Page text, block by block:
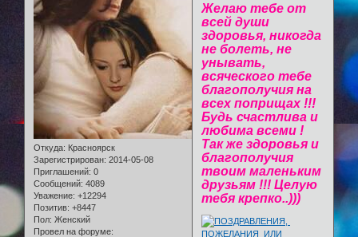
Откуда: Красноярск
Зарегистрирован: 2014-05-08
Приглашений: 0
Сообщений: 4089
Уважение: +12294
Позитив: +8447
Пол: Женский
Провел на форуме:
Желаю тебе от
всей души
здоровья, никогда
не болеть, не
унывать,
всяческого тебе
благополучия на
всех поприщах !!!
Будь счастлива и
любима всеми !
Так же здоровья и
благополучия
твоим маленьким
друзьям !!! Целую
тебя крепко..)))